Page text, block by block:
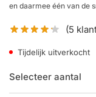
en daarmee één van de
(5
Tijdelijk uitverkocht
Selecteer aantal